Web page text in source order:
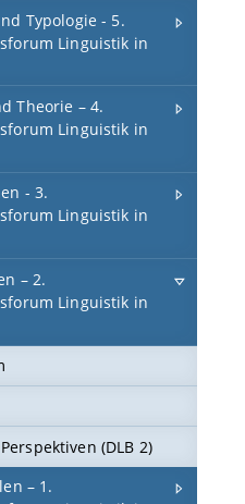
Typologie - 5.
Linguistik in
Theorie – 4.
Linguistik in
- 3.
Linguistik in
– 2.
Linguistik in
(DLB 2)
– 1.